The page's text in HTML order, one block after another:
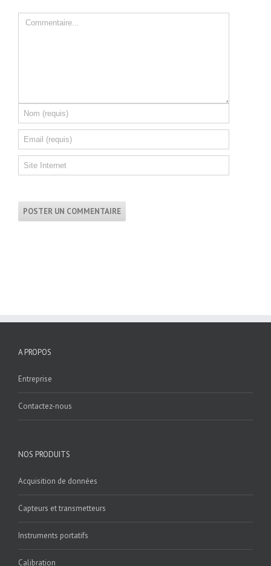
A PROPOS
Entreprise
Contactez-nous
NOS PRODUITS
Acquisition de données
Capteurs et transmetteurs
Instruments portatifs
Calibration